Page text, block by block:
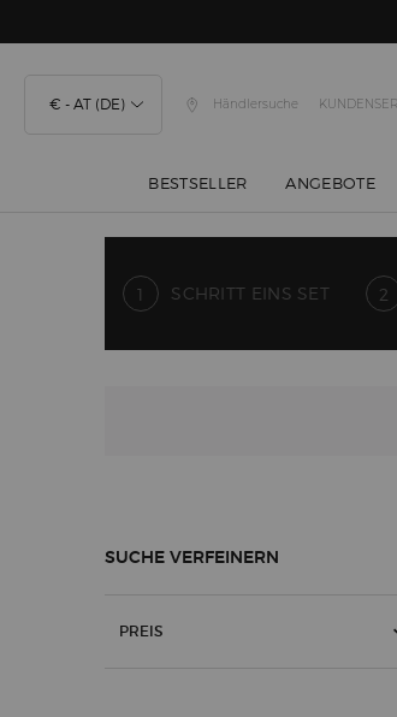
€ - AT (DE) Händlersuche
BESTSELLER ANGEBOTE
SCHRITT EINS SET
SUCHE VERFEINERN
PREIS